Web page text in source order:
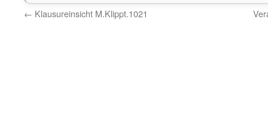
← Klausureinsicht M.Klippt.1021